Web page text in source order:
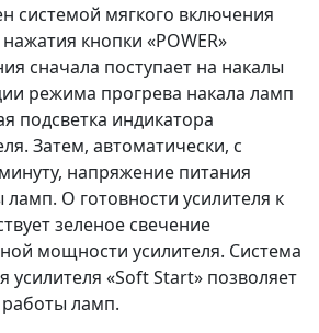
системой мягкого включения
кнопки «POWER»
сначала поступает на накалы
режима прогрева накала ламп
подсветка индикатора
Затем, автоматически, с
напряжение питания
О готовности усилителя к
зеленое свечение
мощности усилителя. Система
усилителя «Soft Start» позволяет
ламп.